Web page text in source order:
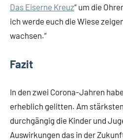
Das Eiserne Kreuz“ um die
ich werde euch die Wiese
wachsen.“
Fazit
In den zwei Corona-Jahren
erheblich gelitten. Am
durchgängig die Kinder und
Auswirkungen das in der